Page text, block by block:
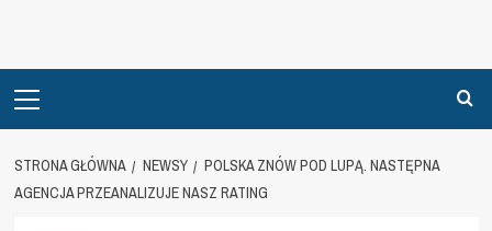
Menu
STRONA GŁÓWNA NEWSY
POLSKA ZNÓW POD LUPĄ. NASTĘPNA
AGENCJA PRZEANALIZUJE NASZ RATING